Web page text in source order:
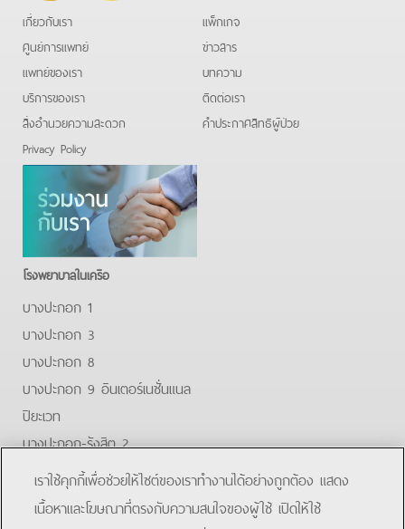
เกี่ยวกับเรา
ศูนย์การแพทย์
แพทย์ของเรา
บริการของเรา
สิ่งอำนวยความสะดวก
Privacy Policy
แพ็กเกจ
ข่าวสาร
บทความ
ติดต่อเรา
คําประกาศสิทธิผู้ป่วย
โรงพยาบาลในเครือ
บางปะกอก 1
บางปะกอก 3
บางปะกอก 8
บางปะกอก 9 อินเตอร์เนชั่นแนล
ปิยะเวท
บางปะกอก-รังสิต 2
บางปะกอกสมุทรปราการ
FacebookYoutubeLine
เราใช้คุกกี้เพื่อช่วยให้ไซต์ของเราทำงานได้อย่างถูกต้อง แสดง
เนื้อหาและโฆษณาที่ตรงกับความสนใจของผู้ใช้ เปิดให้ใช้